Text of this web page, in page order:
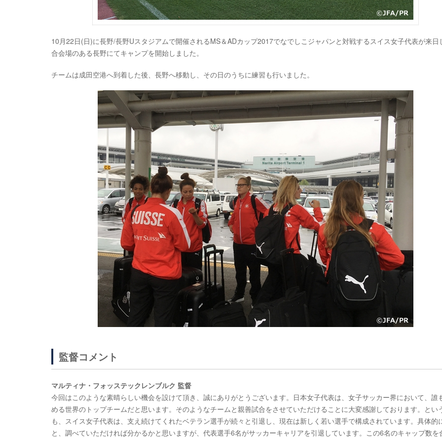
10月22日(日)に長野/長野Uスタジアムで開催されるMS＆ADカップ2017でなでしこジャパンと対戦するスイス女子代表が来日
合会場のある長野にてキャンプを開始しました。
チームは成田空港へ到着した後、長野へ移動し、その日のうちに練習も行いました。
監督コメント
マルティナ・フォッステックレンブルク 監督
今回はこのような素晴らしい機会を設けて頂き、誠にありがとうございます。日本女子代表は、女子サッカー界において、誰
める世界のトップチームだと思います。そのようなチームと親善試合をさせていただけることに大変感謝しております。とい
も、スイス女子代表は、支え続けてくれたベテラン選手が続々と引退し、現在は新しく若い選手で構成されています。具体的
と、調べていただければ分かるかと思いますが、代表選手6名がサッカーキャリアを引退しています。この6名のキャップ数を